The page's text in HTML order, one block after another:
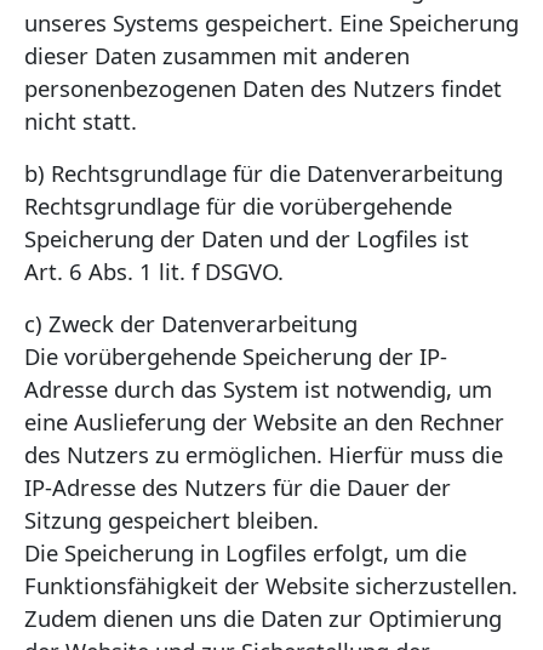
unseres Systems gespeichert. Eine Speicherung
dieser Daten zusammen mit anderen
personenbezogenen Daten des Nutzers findet
nicht statt.
b) Rechtsgrundlage für die Datenverarbeitung
Rechtsgrundlage für die vorübergehende
Speicherung der Daten und der Logfiles ist
Art. 6 Abs. 1 lit. f DSGVO.
c) Zweck der Datenverarbeitung
Die vorübergehende Speicherung der IP-
Adresse durch das System ist notwendig, um
eine Auslieferung der Website an den Rechner
des Nutzers zu ermöglichen. Hierfür muss die
IP-Adresse des Nutzers für die Dauer der
Sitzung gespeichert bleiben.
Die Speicherung in Logfiles erfolgt, um die
Funktionsfähigkeit der Website sicherzustellen.
Zudem dienen uns die Daten zur Optimierung